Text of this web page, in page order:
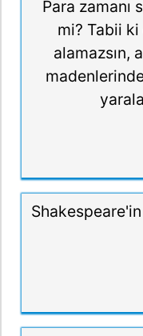
Para zamanı
mi? Tabii
alamazsın,